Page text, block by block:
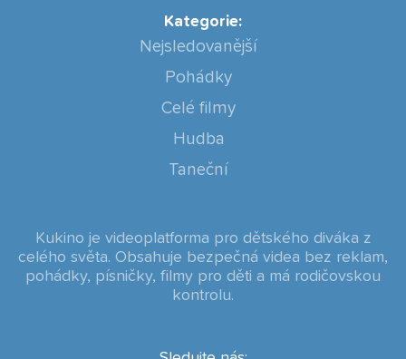
Kategorie:
Nejsledovanější
Pohádky
Celé filmy
Hudba
Taneční
Kukino je videoplatforma pro dětského diváka z
celého světa. Obsahuje bezpečná videa bez reklam,
pohádky, písničky, filmy pro děti a má rodičovskou
kontrolu.